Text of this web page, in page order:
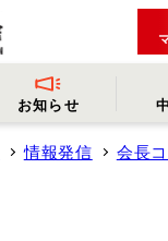
- 会長挨拶
お知らせ
- プレスリリ
情報発信 会長